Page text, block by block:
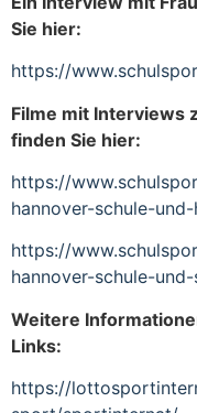
Sie hier:
https://
Filme mit Interviews
finden Sie hier:
https://
hannover-schule-
https://
hannover-schule-
Weitere
Links:
https://